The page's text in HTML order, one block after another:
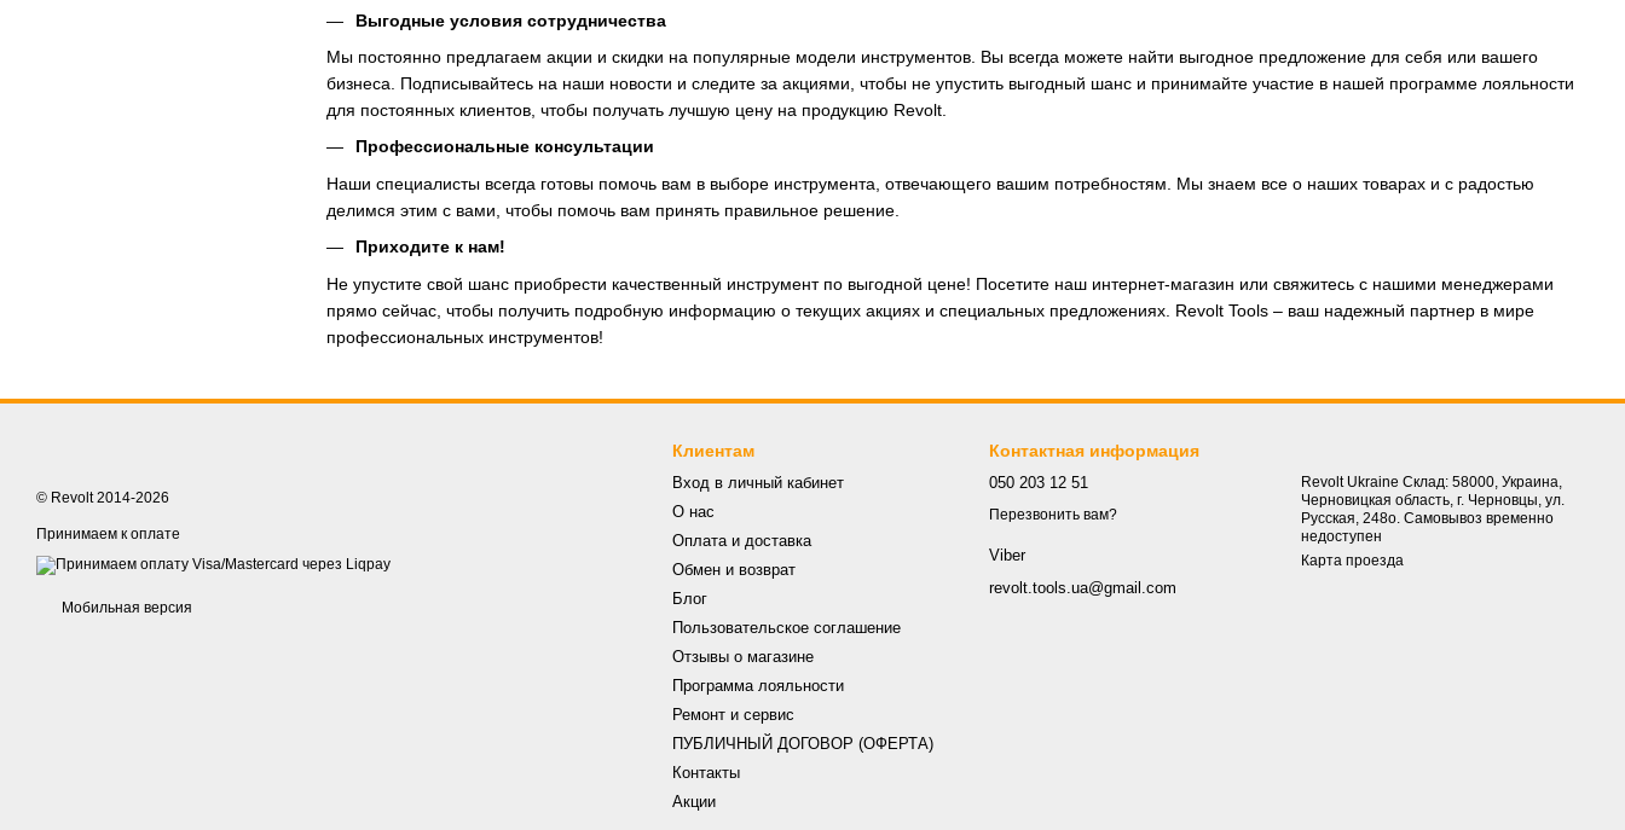
Выгодные условия сотрудничества
Мы постоянно предлагаем акции и скидки на популярные модели инструментов. Вы всегда можете найти выгодное предложение для себя или вашего
бизнеса. Подписывайтесь на наши новости и следите за акциями, чтобы не упустить выгодный шанс и принимайте участие в нашей программе лояльности
для постоянных клиентов, чтобы получать лучшую цену на продукцию Revolt.
Профессиональные консультации
Наши специалисты всегда готовы помочь вам в выборе инструмента, отвечающего вашим потребностям. Мы знаем все о наших товарах и с радостью
делимся этим с вами, чтобы помочь вам принять правильное решение.
Приходите к нам!
Не упустите свой шанс приобрести качественный инструмент по выгодной цене! Посетите наш интернет-магазин или свяжитесь с нашими менеджерами
прямо сейчас, чтобы получить подробную информацию о текущих акциях и специальных предложениях. Revolt Tools – ваш надежный партнер в мире
профессиональных инструментов!
© Revolt 2014-2026
Принимаем к оплате
Мобильная версия
Клиентам
Вход в личный кабинет
О нас
Оплата и доставка
Обмен и возврат
Блог
Пользовательское соглашение
Отзывы о магазине
Программа лояльности
Ремонт и сервис
ПУБЛИЧНЫЙ ДОГОВОР (ОФЕРТА)
Контакты
Акции
Контактная информация
050 203 12 51
Перезвонить вам?
Viber
revolt.tools.ua@gmail.com
Revolt Ukraine Склад: 58000, Украина,
Черновицкая область, г. Черновцы, ул.
Русская, 248о. Самовывоз временно
недоступен
Карта проезда